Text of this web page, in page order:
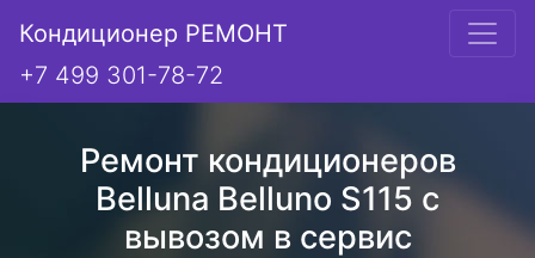
Кондиционер РЕМОНТ
+7 499 301-78-72
Ремонт кондиционеров
Belluna Belluno S115 с
вывозом в сервис